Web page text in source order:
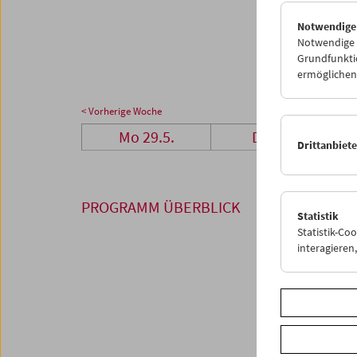
03
< Vorherige Woche
Mo 29.5. Di 30.5.
PROGRAMM ÜBERBLICK
Notwendige
Statistik
Statistik-